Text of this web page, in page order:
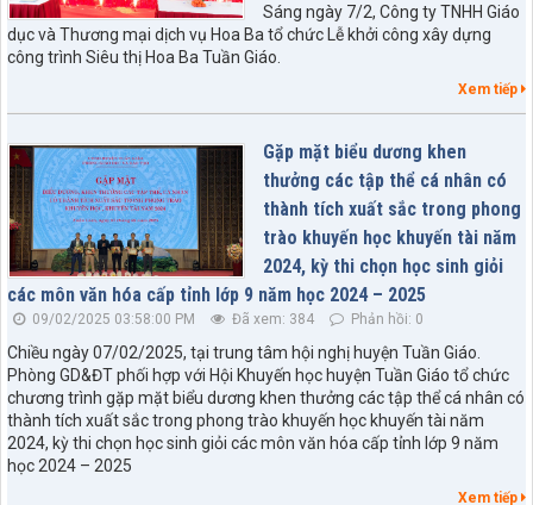
Sáng ngày 7/2, Công ty TNHH Giáo
dục và Thương mại dịch vụ Hoa Ba tổ chức Lễ khởi công xây dựng
công trình Siêu thị Hoa Ba Tuần Giáo.
Xem tiếp
Gặp mặt biểu dương khen
thưởng các tập thể cá nhân có
thành tích xuất sắc trong phong
trào khuyến học khuyến tài năm
2024, kỳ thi chọn học sinh giỏi
các môn văn hóa cấp tỉnh lớp 9 năm học 2024 – 2025
09/02/2025 03:58:00 PM Đã xem: 384 Phản hồi: 0
Chiều ngày 07/02/2025, tại trung tâm hội nghị huyện Tuần Giáo.
Phòng GD&ĐT phối hợp với Hội Khuyến học huyện Tuần Giáo tổ chức
chương trình gặp mặt biểu dương khen thưởng các tập thể cá nhân có
thành tích xuất sắc trong phong trào khuyến học khuyến tài năm
2024, kỳ thi chọn học sinh giỏi các môn văn hóa cấp tỉnh lớp 9 năm
học 2024 – 2025
Xem tiếp